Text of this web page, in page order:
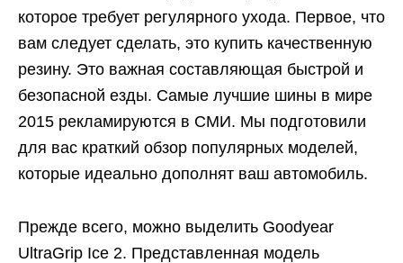
которое требует регулярного ухода. Первое, что
вам следует сделать, это купить качественную
резину. Это важная составляющая быстрой и
безопасной езды. Самые лучшие шины в мире
2015 рекламируются в СМИ. Мы подготовили
для вас краткий обзор популярных моделей,
которые идеально дополнят ваш автомобиль.
Прежде всего, можно выделить Goodyear
UltraGrip Ice 2. Представленная модель